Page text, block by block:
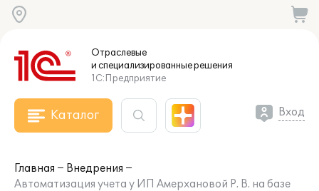
Отраслевые
и специализированныерешения
1С:Предприятие
Каталог Вход
Главная
Внедрения
Автоматизация учета у ИП Амерхановой Р. В. на базе